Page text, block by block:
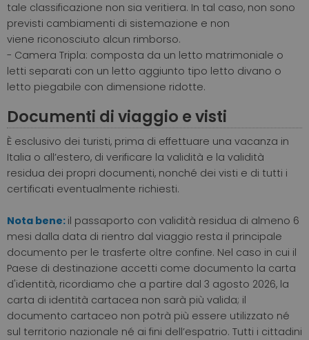
tale classificazione non sia veritiera. In tal caso, non sono
previsti cambiamenti di sistemazione e non
viene riconosciuto alcun rimborso.
- Camera Tripla: composta da un letto matrimoniale o
letti separati con un letto aggiunto tipo letto divano o
letto piegabile con dimensione ridotte.
Documenti di viaggio e visti
È esclusivo dei turisti, prima di effettuare una vacanza in
Italia o all’estero, di verificare la validità e la validità
residua dei propri documenti, nonché dei visti e di tutti i
certificati eventualmente richiesti.
Nota bene: il passaporto con validità residua di almeno 6
mesi dalla data di rientro dal viaggio resta il principale
documento per le trasferte oltre confine. Nel caso in cui il
Paese di destinazione accetti come documento la carta
d'identità, ricordiamo che a partire dal 3 agosto 2026, la
carta di identità cartacea non sarà più valida; il
documento cartaceo non potrà più essere utilizzato né
sul territorio nazionale né ai fini dell’espatrio. Tutti i cittadini